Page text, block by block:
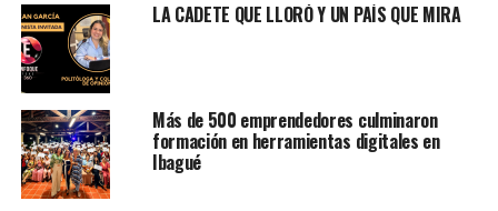
LA CADETE QUE LLORÓ Y UN PAÍS QUE MIRA
Más de 500 emprendedores culminaron
formación en herramientas digitales en
Ibagué